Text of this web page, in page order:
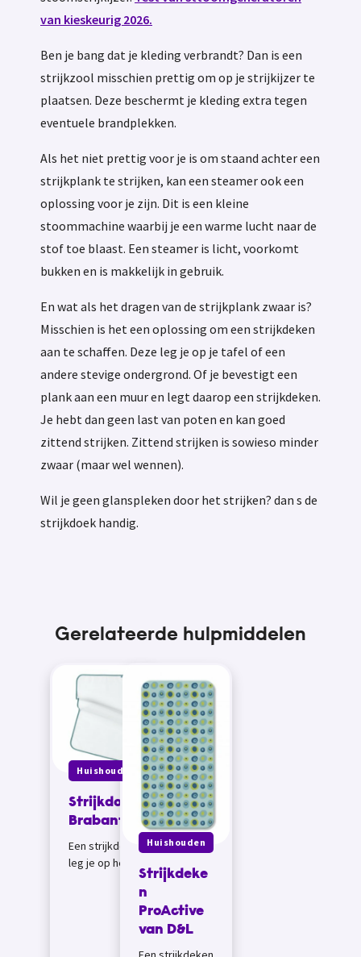
van kieskeurig 2026.
Ben je bang dat je kleding verbrandt? Dan is een
strijkzool misschien prettig om op je strijkijzer te
plaatsen. Deze beschermt je kleding extra tegen
eventuele brandplekken.
Als het niet prettig voor je is om staand achter een
strijkplank te strijken, kan een steamer ook een
oplossing voor je zijn. Dit is een kleine
stoommachine waarbij je een warme lucht naar de
stof toe blaast. Een steamer is licht, voorkomt
bukken en is makkelijk in gebruik.
En wat als het dragen van de strijkplank zwaar is?
Misschien is het een oplossing om een strijkdeken
aan te schaffen. Deze leg je op je tafel of een
andere stevige ondergrond. Of je bevestigt een
plank aan een muur en legt daarop een strijkdeken.
Je hebt dan geen last van poten en kan goed
zittend strijken. Zittend strijken is sowieso minder
zwaar (maar wel wennen).
Wil je geen glanspleken door het strijken? dan s de
strijkdoek handig.
Gerelateerde hulpmiddelen
Huishouden
Strijkdoek
Brabantia
Een strijkdoek
leg je op het te
Huishouden
Strijkdeke
n
ProActive
van D&L